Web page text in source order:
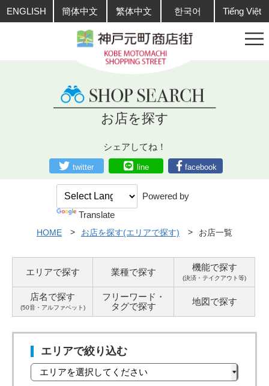
ENGLISH 簡体中文 繁体中文 한국어 Tiếng Việt
お店を探す
シェアしてね！
twitter line facebook
Powered by
Translate
HOME お店を探す(エリアで探す) お店一覧
エリアで探す 業種で探す 機能で探す
(決済・テイクアウト等)
店名で探す
(50音・アルファベット)
フリーワード・
タグで探す 地図で探す
エリアで絞り込む